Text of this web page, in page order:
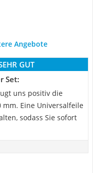
Angebote
GUT
Set:
uns positiv die
Eine Universalfeile
sodass Sie sofort